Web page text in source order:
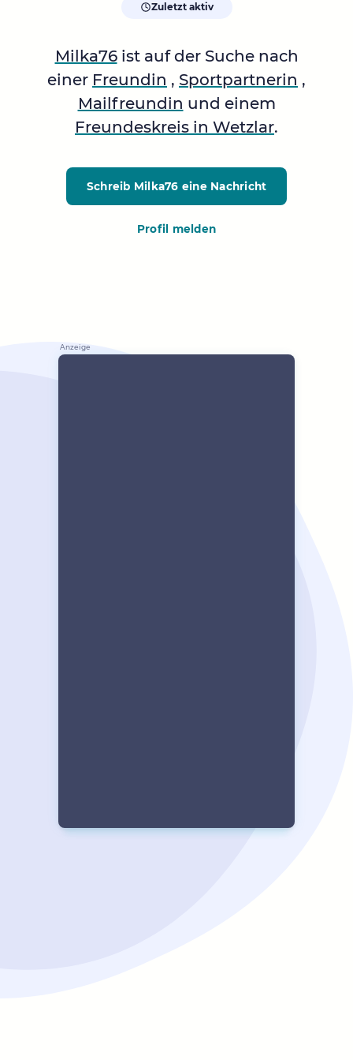
Zuletzt aktiv
Milka76ist auf der Suche nach
einer Freundin , Sportpartnerin ,
Mailfreundin und einem
Freundeskreis in Wetzlar.
Schreib Milka76 eine Nachricht
Profil melden